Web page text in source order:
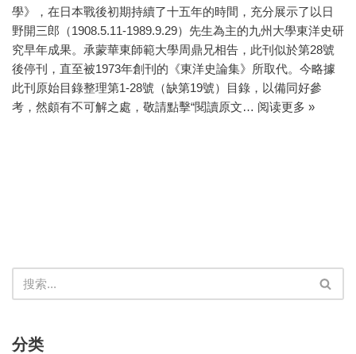
學》，在日本戰後初期持續了十五年的時間，充分展示了以日
野開三郎（1908.5.11-1989.9.29）先生為主的九州大學東洋史研
究早年成果。承蒙華東師範大學周鼎兄相告，此刊似於第28號
後停刊，直至被1973年創刊的《東洋史論集》所取代。今略據
此刊原始目錄整理第1-28號（缺第19號）目錄，以備同好參
考，然頗有不可解之處，敬請點擊“閱讀原文… 阅读更多 »
分类